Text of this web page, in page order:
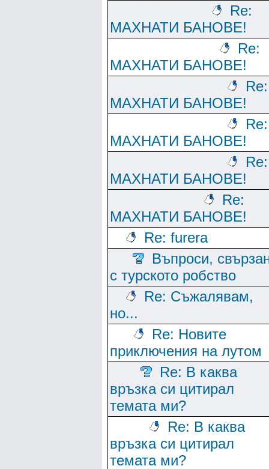
Re:
МАХНАТИ БАНОВЕ!
Re:
МАХНАТИ БАНОВЕ!
Re:
МАХНАТИ БАНОВЕ!
Re:
МАХНАТИ БАНОВЕ!
Re:
МАХНАТИ БАНОВЕ!
Re:
МАХНАТИ БАНОВЕ!
Re: furera
Въпроси,
с турското робство
Re: Съжалявам,
но...
Re: Новите
приключения на лутом
Re: В каква
връзка си цитирал
темата ми?
Re: В каква
връзка си цитирал
темата ми?